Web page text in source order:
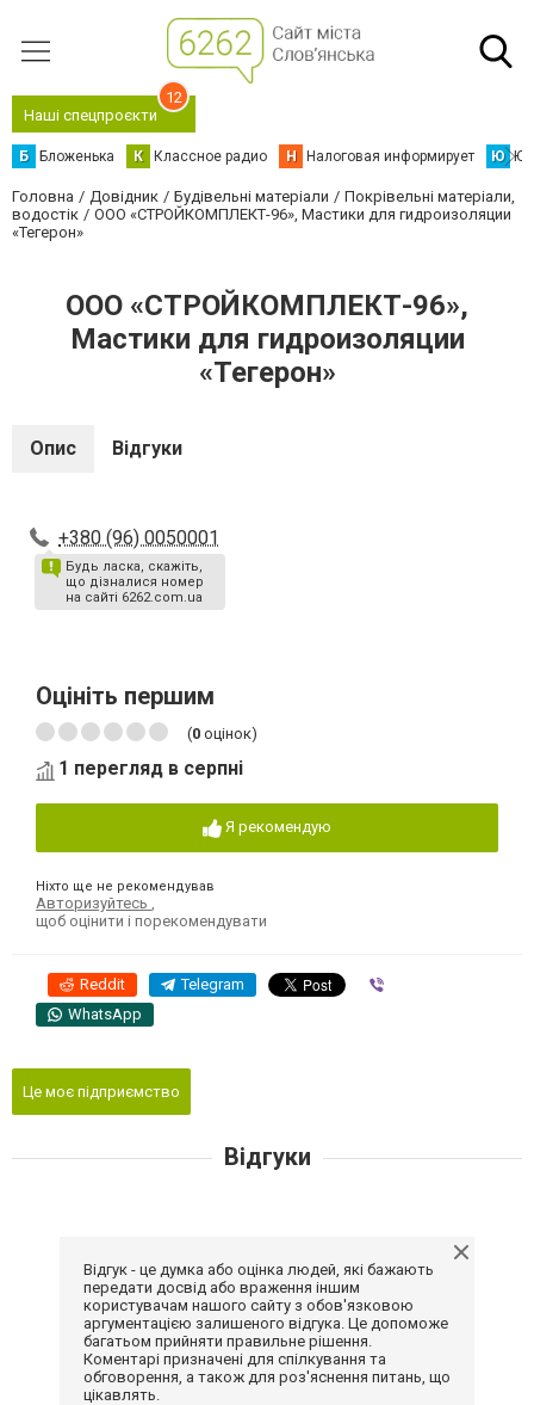
Наші спецпроєкти
12
Б Бложенька К Классное радио Н Налоговая информирует Ю
Головна Довідник Будівельні матеріали
Покрівельні матеріали,
водостік
ООО «СТРОЙКОМПЛЕКТ-96», Мастики для гидроизоляции
«Тегерон»
ООО «СТРОЙКОМПЛЕКТ-96»,
Мастики для гидроизоляции
«Тегерон»
Опис Відгуки
+380 (96) 0050001
Будь ласка, скажіть,
що дізналися номер
на сайті 6262.com.ua
Оцініть першим
(0 оцінок)
1 перегляд в серпні
Я рекомендую
Ніхто ще не рекомендував
Авторизуйтесь
щоб оцінити і порекомендувати
Reddit Telegram
WhatsApp
Це моє підприємство
Відгуки
Відгук - це думка або оцінка людей, які бажають
передати досвід або враження іншим
користувачам нашого сайту з обов'язковою
аргументацією залишеного відгука. Це допоможе
багатьом прийняти правильне рішення.
Коментарі призначені для спілкування та
обговорення, а також для роз'яснення питань, що
цікавлять.